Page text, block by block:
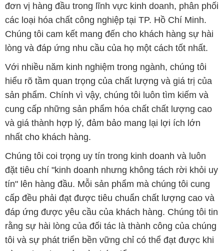
đơn vị hàng đầu trong lĩnh vực kinh doanh, phân phối
các loại hóa chất công nghiệp tại TP. Hồ Chí Minh.
Chúng tôi cam kết mang đến cho khách hàng sự hài
lòng và đáp ứng nhu cầu của họ một cách tốt nhất.
Với nhiều năm kinh nghiệm trong ngành, chúng tôi
hiểu rõ tầm quan trọng của chất lượng và giá trị của
sản phẩm. Chính vì vậy, chúng tôi luôn tìm kiếm và
cung cấp những sản phẩm hóa chất chất lượng cao
và giá thành hợp lý, đảm bảo mang lại lợi ích lớn
nhất cho khách hàng.
Chúng tôi coi trọng uy tín trong kinh doanh và luôn
đặt tiêu chí "kinh doanh nhưng không tách rời khỏi uy
tín" lên hàng đầu. Mỗi sản phẩm mà chúng tôi cung
cấp đều phải đạt được tiêu chuẩn chất lượng cao và
đáp ứng được yêu cầu của khách hàng. Chúng tôi tin
rằng sự hài lòng của đối tác là thành công của chúng
tôi và sự phát triển bền vững chỉ có thể đạt được khi